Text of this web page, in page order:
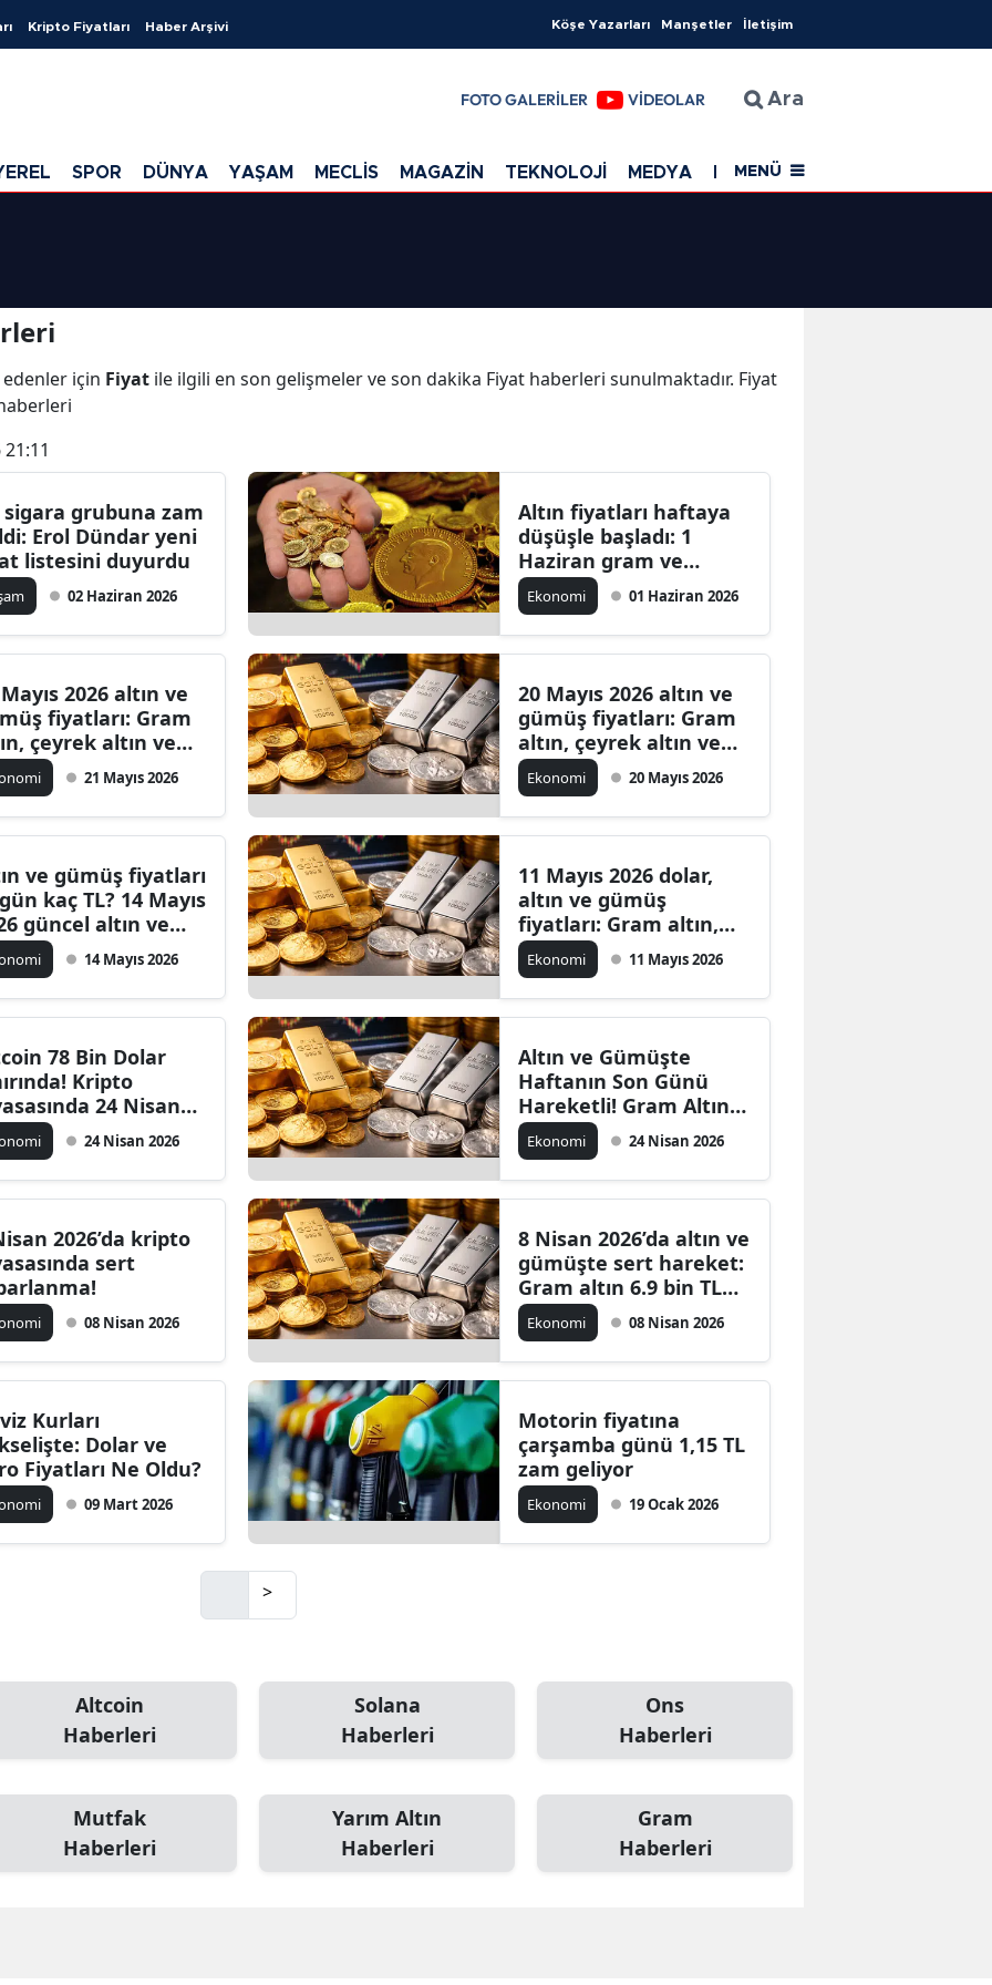
Kripto Fiyatları Haber Arşivi Köşe Yazarları Manşetler İletişim
FOTO GALERİLER VİDEOLAR Ara
SPOR DÜNYA YAŞAM MECLİS MAGAZİN TEKNOLOJİ MEDYA EĞİTİM SAĞLIK
MENÜ
için Fiyat ile ilgili en son gelişmeler ve son dakika Fiyat haberleri sunulmaktadır. Fiyat
sigara grubuna zam
Erol Dündar yeni
listesini duyurdu
02 Haziran 2026
Altın fiyatları haftaya
düşüşle başladı: 1
Haziran gram ve
çeyrek altın ne kadar?
Ekonomi 01 Haziran 2026
2026 altın ve
fiyatları: Gram
çeyrek altın ve
gümüş kaç TL?
21 Mayıs 2026
20 Mayıs 2026 altın ve
gümüş fiyatları: Gram
altın, çeyrek altın ve
gram gümüş kaç TL?
Ekonomi 20 Mayıs 2026
ve gümüş fiyatları
kaç TL? 14 Mayıs
güncel altın ve
fiyatları14 Mayıs 2026
11 Mayıs 2026 dolar,
altın ve gümüş
fiyatları: Gram altın,
çeyrek altın ve gümüş
kaç TL oldu?
Ekonomi 11 Mayıs 2026
78 Bin Dolar
Kripto
24 Nisan
24 Nisan 2026
Altın ve Gümüşte
Haftanın Son Günü
Hareketli! Gram Altın
6.700 TL Bandında
Ekonomi 24 Nisan 2026
2026’da kripto
sert
08 Nisan 2026
8 Nisan 2026’da altın ve
gümüşte sert hareket:
Gram altın 6.9 bin TL
bandında, gümüş
yeniden hız kazandı
Ekonomi 08 Nisan 2026
Kurları
Dolar ve
Fiyatları Ne Oldu?
09 Mart 2026
Motorin fiyatına
çarşamba günü 1,15 TL
zam geliyor
Ekonomi 19 Ocak 2026
>
Altcoin
Haberleri
Solana
Haberleri
Ons
Haberleri
Mutfak
Haberleri
Yarım Altın
Haberleri
Gram
Haberleri